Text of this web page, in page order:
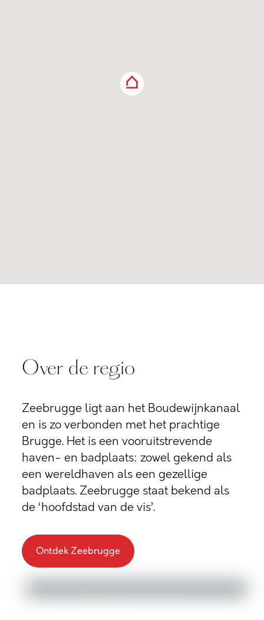
Over de regio
Zeebrugge ligt aan het Boudewijnkanaal
en is zo verbonden met het prachtige
Brugge. Het is een vooruitstrevende
haven- en badplaats: zowel gekend als
een wereldhaven als een gezellige
badplaats. Zeebrugge staat bekend als
de ‘hoofdstad van de vis’.
Ontdek Zeebrugge